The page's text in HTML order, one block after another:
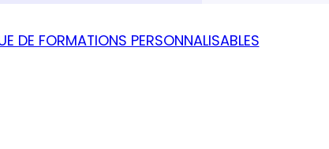
DE FORMATIONS PERSONNALISABLES